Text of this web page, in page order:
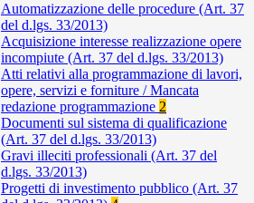
Automatizzazione delle procedure (Art. 37
del d.lgs. 33/2013)
Acquisizione interesse realizzazione opere
incompiute (Art. 37 del d.lgs. 33/2013)
Atti relativi alla programmazione di lavori,
opere, servizi e forniture / Mancata
redazione programmazione 2
Documenti sul sistema di qualificazione
(Art. 37 del d.lgs. 33/2013)
Gravi illeciti professionali (Art. 37 del
d.lgs. 33/2013)
Progetti di investimento pubblico (Art. 37